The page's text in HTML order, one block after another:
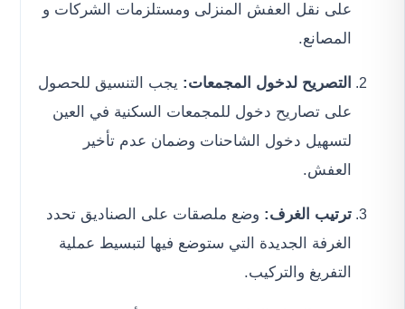
على نقل العفش المنزلى ومستلزمات الشركات و
المصانع.
التصريح لدخول المجمعات: يجب التنسيق للحصول
على تصاريح دخول للمجمعات السكنية في العين
لتسهيل دخول الشاحنات وضمان عدم تأخير
العفش.
ترتيب الغرف: وضع ملصقات على الصناديق تحدد
الغرفة الجديدة التي ستوضع فيها لتبسيط عملية
التفريغ والتركيب.